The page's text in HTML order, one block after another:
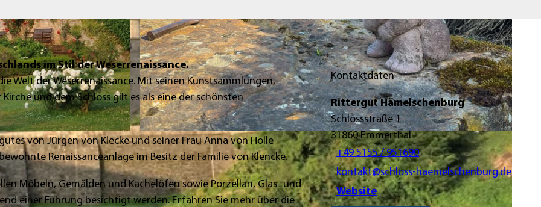
© Touristikzentrum Westliches Weserbergland, Kathrin Schumacher | CC-BY-SA
im Stil der Weserrenaissance.
Welt der Weserrenaissance. Mit seinen Kunstsammlungen,
und dem Schloss gilt es als eine der schönsten
von Jürgen von Klecke und seiner Frau Anna von Holle
Renaissanceanlage im Besitz der Familie von Klencke.
Möbeln, Gemälden und Kachelöfen sowie Porzellan, Glas- und
einer Führung besichtigt werden. Erfahren Sie mehr über die
Kontaktdaten
Rittergut Hämelschenburg
Schlossstraße 1
31860Emmerthal
+49 5155 / 951690
kontakt@schloss-haemelschenburg.de
Website